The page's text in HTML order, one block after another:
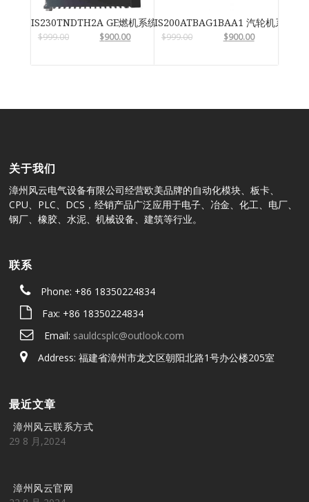
IS230TNDTH2A GE燃机系统
$999.00 $900.00
IS200ATBAG1BAA1 汽轮机系统卡
$999.00 $900.00
关于我们
漳州风云电气设备有限公司经营欧美品牌的自动化模块、板卡、
CPU、PLC、DCS，经销产品广泛应用于电子、冶金、化工、电厂、
钢厂、橡胶、水泥、机械设备、建筑等行业。
联系
Phone: +86 18350224834
Fax: +86 18350224834
Email: sauldcsplc@outlook.com
Address: 福建省漳州市龙文区朝阳北路1号办公楼205室
最近文章
漳州风云联系方式
29 8 月,2024
漳州风云官网